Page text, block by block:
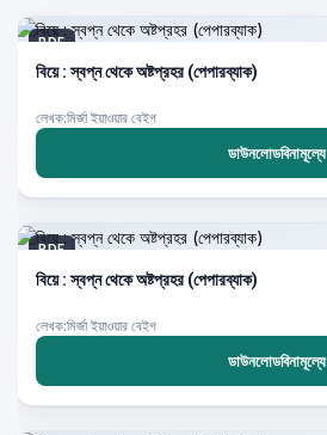
PDF
বিয়ে : স্বপ্ন থেকে অষ্টপ্রহর (পেপারব্যাক)
লেখক:মির্জা ইয়াওয়ার বেইগ
ডাউনলোডবিনামূল্যে
PDF
বিয়ে : স্বপ্ন থেকে অষ্টপ্রহর (পেপারব্যাক)
লেখক:মির্জা ইয়াওয়ার বেইগ
ডাউনলোডবিনামূল্যে